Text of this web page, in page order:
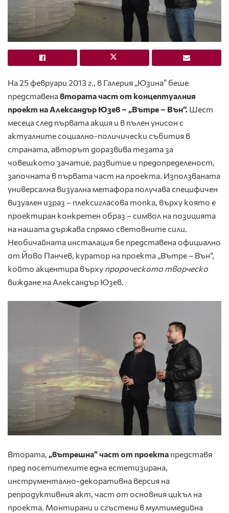
Нa 25 февруари 2013 г., в Галерия „Юзина” беше
представенавтората част от концептуалния
проект на Александър Юзев – „Вътре – Вън“. Шест
месеца след първата акция и в пълен унисон с
актуалните социално-поличически събития в
страната, авторът доразвива тезата за
човешкото зачатие, развитие и предопределеност,
започната в първата част на проекта. Използваната
универсална визуална метафора получава специфичен
визуален израз – плексигласова топка, върху която е
проектиран конкретен образ – символ на позицията
на нашата държава спрямо световните сили.
Необичайната инсталация бе представена официално
от Йово Панчев, куратор на проекта „Вътре – Вън“,
който акцентира върху пророческото творческо
виждане на Александър Юзев.
Втората, „вътрешна” част от проекта представя
пред посетителите една естетизирана,
инструментално-декоративна версия на
репродуктивния акт, част от основния цикъл на
проекта. Монтирани и сгъстени в мултимедийна